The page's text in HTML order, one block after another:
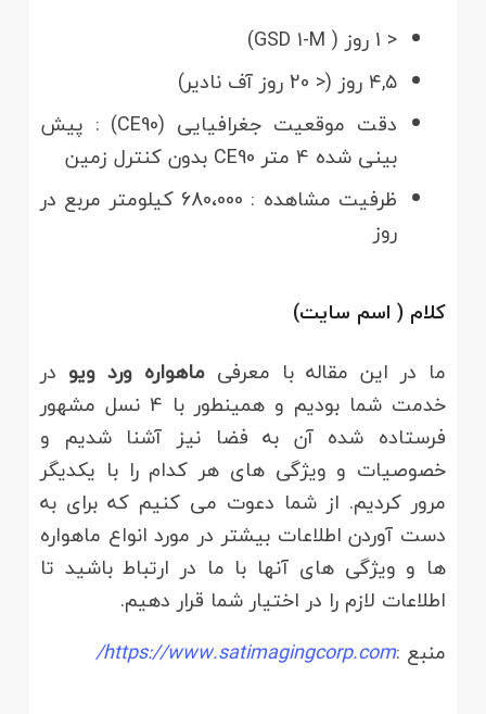
< 1 روز ( GSD ۱-M)
۴,۵ روز (< 20 روز آف نادیر)
دقت موقعیت جغرافیایی (CE90) : پیش
بینی شده 4 متر CE90 بدون کنترل زمین
ظرفیت مشاهده : 680،000 کیلومتر مربع در
روز
کلام ( اسم سایت)
ما در این مقاله با معرفی ماهواره ورد ویو در
خدمت شما بودیم و همینطور با 4 نسل مشهور
فرستاده شده آن به فضا نیز آشنا شدیم و
خصوصیات و ویژگی های هر کدام را با یکدیگر
مرور کردیم. از شما دعوت می کنیم که برای به
دست آوردن اطلاعات بیشتر در مورد انواع ماهواره
ها و ویژگی های آنها با ما در ارتباط باشید تا
اطلاعات لازم را در اختیار شما قرار دهیم.
منبع :https://www.satimagingcorp.com/